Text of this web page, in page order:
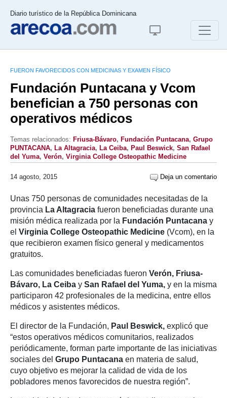
Diario turístico de la República Dominicana
FUERON FAVORECIDOS CON MEDICINAS Y EXAMEN FÍSICO
Fundación Puntacana y Vcom
benefician a 750 personas con
operativos médicos
Temas relacionados: Friusa-Bávaro, Fundación Puntacana, Grupo
PUNTACANA, La Altagracia, La Ceiba, Paul Beswick, San Rafael
del Yuma, Verón, Virginia College Osteopathic Medicine
14 agosto, 2015 Deja un comentario
Unas 750 personas de comunidades necesitadas de la
provincia La Altagracia fueron beneficiadas durante una
misión médica realizada por la Fundación Puntacana y
el Virginia College Osteopathic Medicine (Vcom), en la
que recibieron examen físico general y medicamentos
gratuitos.
Las comunidades beneficiadas fueron Verón, Friusa-
Bávaro, La Ceiba y San Rafael del Yuma, y en la misma
participaron 42 profesionales de la medicina, entre ellos
médicos y asistentes médicos.
El director de la Fundación, Paul Beswick, explicó que
“estos operativos médicos comunitarios, realizados
periódicamente, forman parte importante de las iniciativas
sociales del Grupo Puntacana en materia de salud,
cuyo objetivo es mejorar la calidad de vida de los
pobladores menos favorecidos de nuestra región”.